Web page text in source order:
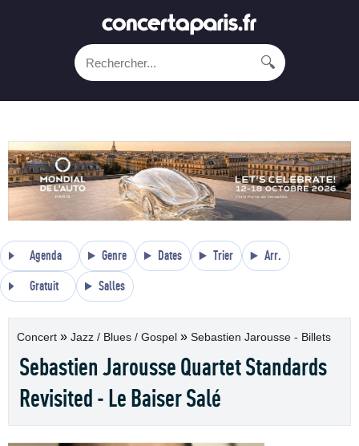
🔍
Agenda Genre Dates Trier Arr.
Gratuit Salles
Concert » Jazz / Blues / Gospel » Sebastien Jarousse - Billets
Sebastien Jarousse Quartet Standards
Revisited - Le Baiser Salé